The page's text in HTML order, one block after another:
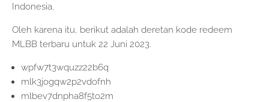
Indonesia,
Oleh karena itu, berikut adalah deretan kode redeem
MLBB terbaru untuk 22 Juni 2023.
wpfw7t3wquzz22b6q
mlk3jogqw2p2vdofnh
mlbev7dnpha8f5to2m